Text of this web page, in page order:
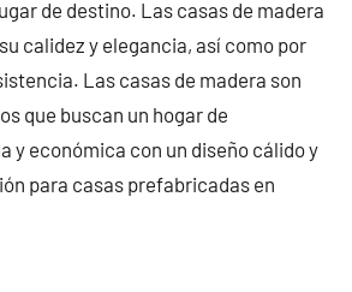
de destino. Las casas de madera
calidez y elegancia, así como por
Las casas de madera son
que buscan un hogar de
y económica con un diseño cálido y
para casas prefabricadas en